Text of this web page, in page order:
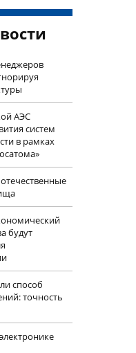
АЭС
систем
в рамках
будут
способ
точность